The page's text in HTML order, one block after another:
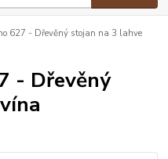
627 - Dřevěný stojan na 3 lahve
- Dřevěný